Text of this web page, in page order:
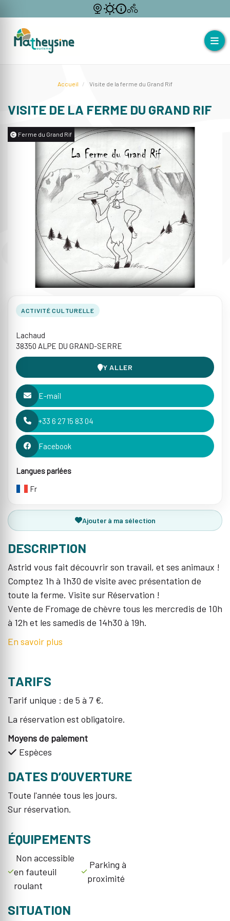
Accueil Visite de la ferme du Grand Rif
VISITE DE LA FERME DU GRAND RIF
Ferme du Grand Rif
ACTIVITÉ CULTURELLE
Lachaud
38350 ALPE DU GRAND-SERRE
Y ALLER
E-mail
+33 6 27 15 83 04
Facebook
Langues parlées
Fr
Ajouter à ma sélection
DESCRIPTION
Astrid vous fait découvrir son travail, et ses animaux !
Comptez 1h à 1h30 de visite avec présentation de
toute la ferme. Visite sur Réservation !
Vente de Fromage de chèvre tous les mercredis de 10h
à 12h et les samedis de 14h30 à 19h.
En savoir plus
TARIFS
Tarif unique : de 5 à 7 €.
La réservation est obligatoire.
Moyens de paiement
Espèces
DATES D’OUVERTURE
Toute l'année tous les jours.
Sur réservation.
ÉQUIPEMENTS
Non accessible
en fauteuil
roulant
Parking à
proximité
SITUATION